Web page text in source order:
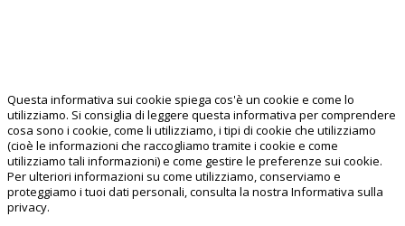
Questa informativa sui cookie spiega cos'è un cookie e come lo
utilizziamo. Si consiglia di leggere questa informativa per comprendere
cosa sono i cookie, come li utilizziamo, i tipi di cookie che utilizziamo
(cioè le informazioni che raccogliamo tramite i cookie e come
utilizziamo tali informazioni) e come gestire le preferenze sui cookie.
Per ulteriori informazioni su come utilizziamo, conserviamo e
proteggiamo i tuoi dati personali, consulta la nostra Informativa sulla
privacy.